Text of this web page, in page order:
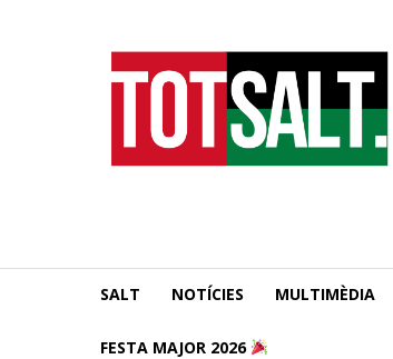
SALT NOTÍCIES MULTIMÈDIA
FESTA MAJOR 2026